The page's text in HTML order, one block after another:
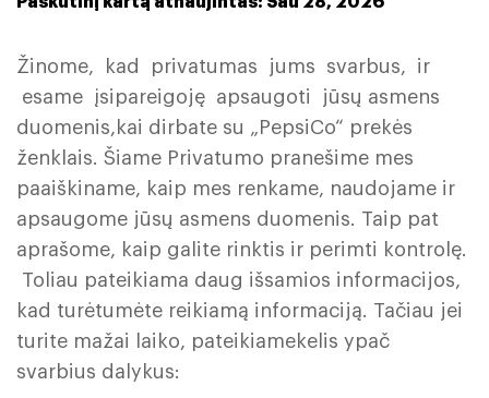
Žinome, kad privatumas jums svarbus, ir
esame įsipareigoję apsaugoti jūsų asmens
duomenis,kai dirbate su „PepsiCo“ prekės
ženklais. Šiame Privatumo pranešime mes
paaiškiname, kaip mes renkame, naudojame ir
apsaugome jūsų asmens duomenis. Taip pat
aprašome, kaip galite rinktis ir perimti kontrolę.
Toliau pateikiama daug išsamios informacijos,
kad turėtumėte reikiamą informaciją. Tačiau jei
turite mažai laiko, pateikiamekelis ypač
svarbius dalykus: